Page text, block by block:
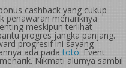
cashback yang cukup
penawaran menariknya
meskipun terlihat
progres jangka panjang.
progresif ini sayang
ada padatoto. Event
Nikmati alurnya sambil